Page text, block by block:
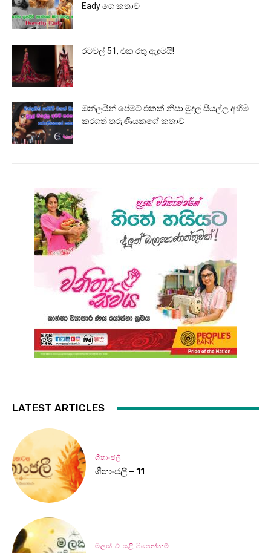
Eady ගෙ කතාව
රටවල් 51, එක රතු ඇඳුමයි!
ඔන්ලයින් පේමට් එකක් නිසා මුදල් සියල්ල අහිමි
කරගත් තරුණියකගේ කතාව
LATEST ARTICLES
ගීතාංජලී
ගීතාංජලී – 11
මලක් වී යළි පිපෙන්නම්